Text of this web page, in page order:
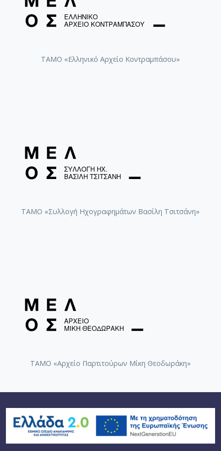
ΤΑΜΟ «Ελληνικό Αρχείο Κοντραμπάσου»
ΤΑΜΟ «Συλλογή Ηχογραφημάτων Βασίλη Τσιτσάνη»
ΤΑΜΟ «Αρχείο Παρτιτούρων Μίκη Θεοδωράκη»